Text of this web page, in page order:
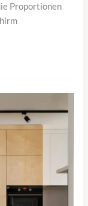
Proportionen